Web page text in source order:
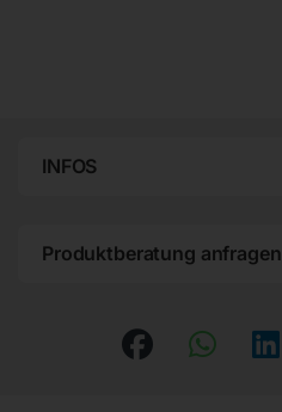
INFOS
Produktberatung anfragen